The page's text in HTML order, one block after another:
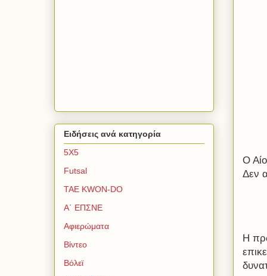
Ο
Δεν
Η
Ειδήσεις ανά κατηγορία
5Χ5
Futsal
TAE KWON-DO
Α΄ ΕΠΣΝΕ
Αφιερώματα
Βίντεο
Βόλεϊ